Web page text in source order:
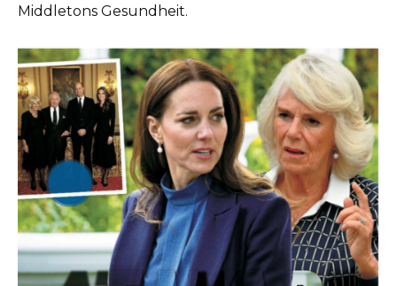
Middletons Gesundheit.